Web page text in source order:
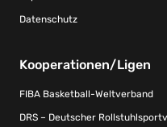
Datenschutz
Kooperationen/Ligen
FIBA Basketball-Weltverband
DRS – Deutscher